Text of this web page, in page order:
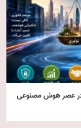
در عصر هوش مصنوعی